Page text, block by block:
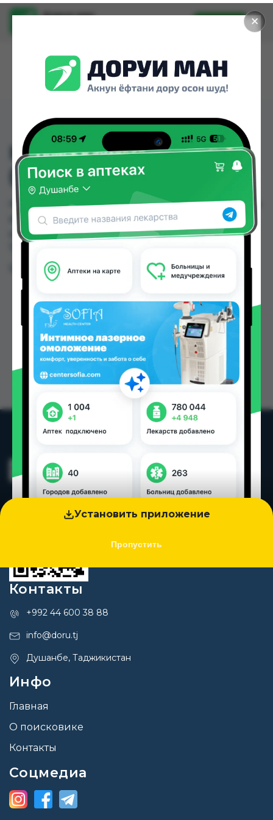
✕
Установить приложение
Пропустить
Доруи ман
Установить
HAMETUM WUND
(ХАМЕТУМ)
HAMETUM WUND (ХАМЕТУМ) можно купить или
заказать в аптеках, Дорухона Олмони №1 по
цене от 120.12 TJS в Душанбе и других городах
Цена: от120.12 TJS
Контакты
+992 44 600 38 88
info@doru.tj
Душанбе, Таджикистан
Инфо
Главная
О поисковике
Контакты
Соцмедиа